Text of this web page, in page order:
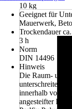
10 kg
Geeignet für
Mauerwerk,
Trockendauer ca.
3 h
Norm
DIN 14496
Hinweis
Die Raum- und
unterschreiten,
innerhalb von
angesteifter